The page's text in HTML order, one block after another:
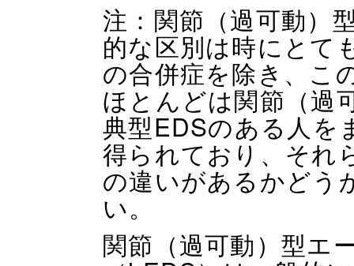
注：関節（過可動）
的な区別は時にとて
の合併症を除き、こ
ほとんどは関節（過
典型EDSのある人を
得られており、それ
の違いがあるかどう
い。
関節（過可動）型エ